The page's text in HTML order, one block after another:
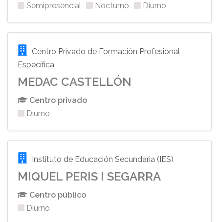
Semipresencial Nocturno Diurno
Centro Privado de Formación Profesional
Específica
MEDAC CASTELLÓN
Centro privado
Diurno
Instituto de Educación Secundaria (IES)
MIQUEL PERIS I SEGARRA
Centro público
Diurno